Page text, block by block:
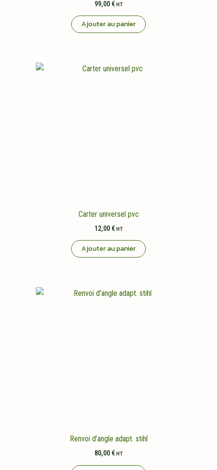
99,00 € HT
Ajouter au panier
Carter universel pvc
12,00 € HT
Ajouter au panier
Renvoi d’angle adapt. stihl
80,00 € HT